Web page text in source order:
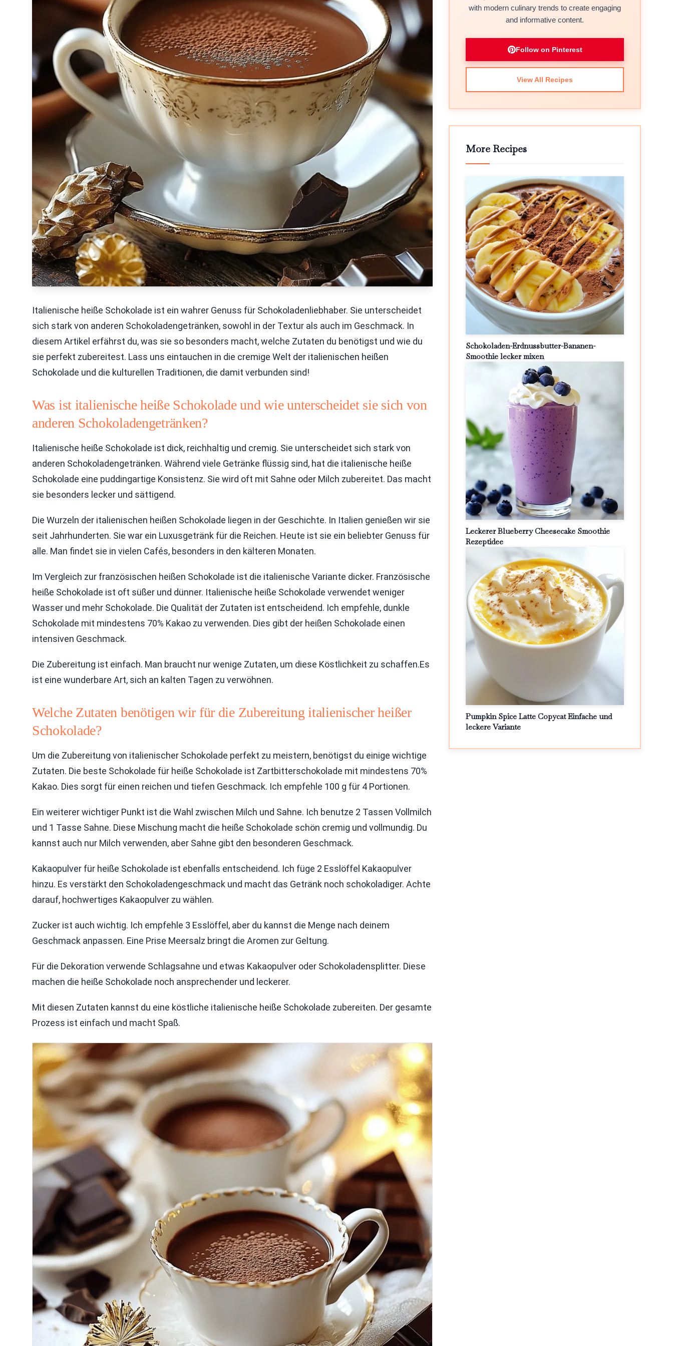
Italienische heiße Schokolade ist ein wahrer Genuss für Schokoladenliebhaber. Sie unterscheidet
sich stark von anderen Schokoladengetränken, sowohl in der Textur als auch im Geschmack. In
diesem Artikel erfährst du, was sie so besonders macht, welche Zutaten du benötigst und wie du
sie perfekt zubereitest. Lass uns eintauchen in die cremige Welt der italienischen heißen
Schokolade und die kulturellen Traditionen, die damit verbunden sind!
Was ist italienische heiße Schokolade und wie unterscheidet sie sich von
anderen Schokoladengetränken?
Italienische heiße Schokolade ist dick, reichhaltig und cremig. Sie unterscheidet sich stark von
anderen Schokoladengetränken. Während viele Getränke flüssig sind, hat die italienische heiße
Schokolade eine puddingartige Konsistenz. Sie wird oft mit Sahne oder Milch zubereitet. Das macht
sie besonders lecker und sättigend.
Die Wurzeln der italienischen heißen Schokolade liegen in der Geschichte. In Italien genießen wir sie
seit Jahrhunderten. Sie war ein Luxusgetränk für die Reichen. Heute ist sie ein beliebter Genuss für
alle. Man findet sie in vielen Cafés, besonders in den kälteren Monaten.
Im Vergleich zur französischen heißen Schokolade ist die italienische Variante dicker. Französische
heiße Schokolade ist oft süßer und dünner. Italienische heiße Schokolade verwendet weniger
Wasser und mehr Schokolade. Die Qualität der Zutaten ist entscheidend. Ich empfehle, dunkle
Schokolade mit mindestens 70% Kakao zu verwenden. Dies gibt der heißen Schokolade einen
intensiven Geschmack.
Die Zubereitung ist einfach. Man braucht nur wenige Zutaten, um diese Köstlichkeit zu schaffen.Es
ist eine wunderbare Art, sich an kalten Tagen zu verwöhnen.
Welche Zutaten benötigen wir für die Zubereitung italienischer heißer
Schokolade?
Um die Zubereitung von italienischer Schokolade perfekt zu meistern, benötigst du einige wichtige
Zutaten. Die beste Schokolade für heiße Schokolade ist Zartbitterschokolade mit mindestens 70%
Kakao. Dies sorgt für einen reichen und tiefen Geschmack. Ich empfehle 100 g für 4 Portionen.
Ein weiterer wichtiger Punkt ist die Wahl zwischen Milch und Sahne. Ich benutze 2 Tassen Vollmilch
und 1 Tasse Sahne. Diese Mischung macht die heiße Schokolade schön cremig und vollmundig. Du
kannst auch nur Milch verwenden, aber Sahne gibt den besonderen Geschmack.
Kakaopulver für heiße Schokolade ist ebenfalls entscheidend. Ich füge 2 Esslöffel Kakaopulver
hinzu. Es verstärkt den Schokoladengeschmack und macht das Getränk noch schokoladiger. Achte
darauf, hochwertiges Kakaopulver zu wählen.
Zucker ist auch wichtig. Ich empfehle 3 Esslöffel, aber du kannst die Menge nach deinem
Geschmack anpassen. Eine Prise Meersalz bringt die Aromen zur Geltung.
Für die Dekoration verwende Schlagsahne und etwas Kakaopulver oder Schokoladensplitter. Diese
machen die heiße Schokolade noch ansprechender und leckerer.
Mit diesen Zutaten kannst du eine köstliche italienische heiße Schokolade zubereiten. Der gesamte
Prozess ist einfach und macht Spaß.
with modern culinary trends to create engaging
and informative content.
Follow on Pinterest
View All Recipes
More Recipes
Schokoladen-Erdnussbutter-Bananen-
Smoothie lecker mixen
Leckerer Blueberry Cheesecake Smoothie
Rezeptidee
Pumpkin Spice Latte Copycat Einfache und
leckere Variante